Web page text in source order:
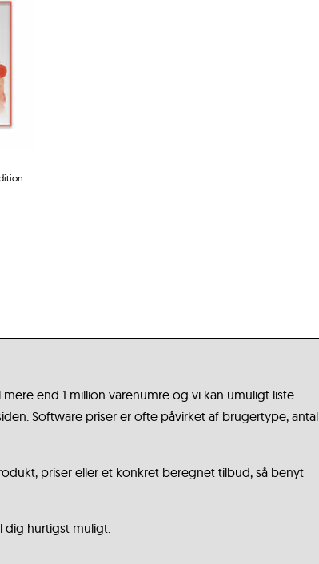
mere end 1 million varenumre og vi kan umuligt liste
Software priser er ofte påvirket af brugertype, antal
priser eller et konkret beregnet tilbud, så benyt
dig hurtigst muligt.